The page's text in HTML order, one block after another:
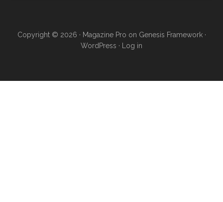
Copyright © 2026 · Magazine Pro on Genesis Framework·
WordPress · Log in